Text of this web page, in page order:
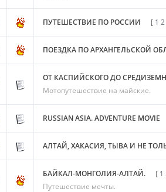
ПУТЕШЕСТВИЕ ПО РОССИИ [ 1 2
ПОЕЗДКА ПО АРХАНГЕЛЬСКОЙ
ОТ КАСПИЙСКОГО ДО
Мотопутешествие на майские.
RUSSIAN ASIA. ADVENTURE MOVIE
АЛТАЙ, ХАКАСИЯ, ТЫВА И НЕ
БАЙКАЛ-МОНГОЛИЯ-АЛТАЙ. [ 1
Путешествие мечты.